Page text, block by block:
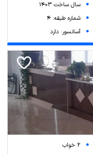
سال ساخت 1403
شماره طبقه: 4
آسانسور: دارد
2 خواب